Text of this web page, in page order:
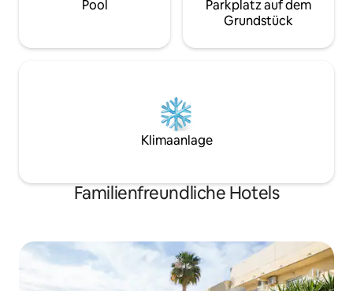
Pool
Parkplatz auf dem
Grundstück
Klimaanlage
Familienfreundliche Hotels